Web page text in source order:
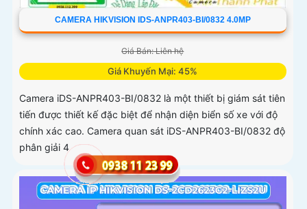
CAMERA HIKVISION IDS-ANPR403-BI/0832 4.0MP
Giá Bán: Liên hệ
Giá Khuyến Mại: 45%
Camera iDS-ANPR403-BI/0832 là một thiết bị giám sát tiên
tiến được thiết kế đặc biệt để nhận diện biển số xe với độ
chính xác cao. Camera quan sát iDS-ANPR403-BI/0832 độ
phân giải 4